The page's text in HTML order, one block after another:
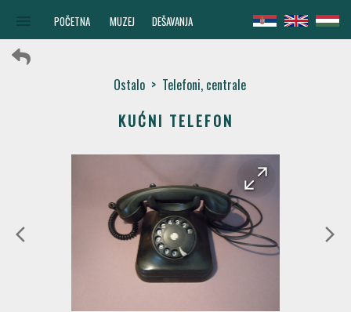
POČETNA MUZEJ DEŠAVANJA
Ostalo> Telefoni, centrale
KUĆNI TELEFON
arrow_back_ios
arrow_back
arrow_forward
arrow_forward_ios